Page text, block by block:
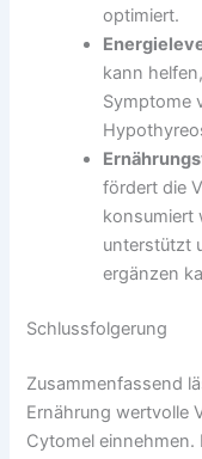
optimiert.
kann
Symptome
fördert die
konsumiert
unterstützt
ergänzen
Schlussfolgerung
Zusammenfassend
Ernährung wertvolle
Cytomel einnehmen.